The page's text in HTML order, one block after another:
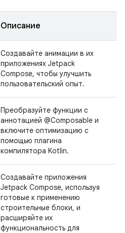
Описание
Создавайте анимации в их
приложениях Jetpack
Compose, чтобы улучшить
пользовательский опыт.
Преобразуйте функции с
аннотацией @Composable и
включите оптимизацию с
помощью плагина
компилятора Kotlin.
Создавайте приложения
Jetpack Compose, используя
готовые к применению
строительные блоки, и
расширяйте их
функциональность для